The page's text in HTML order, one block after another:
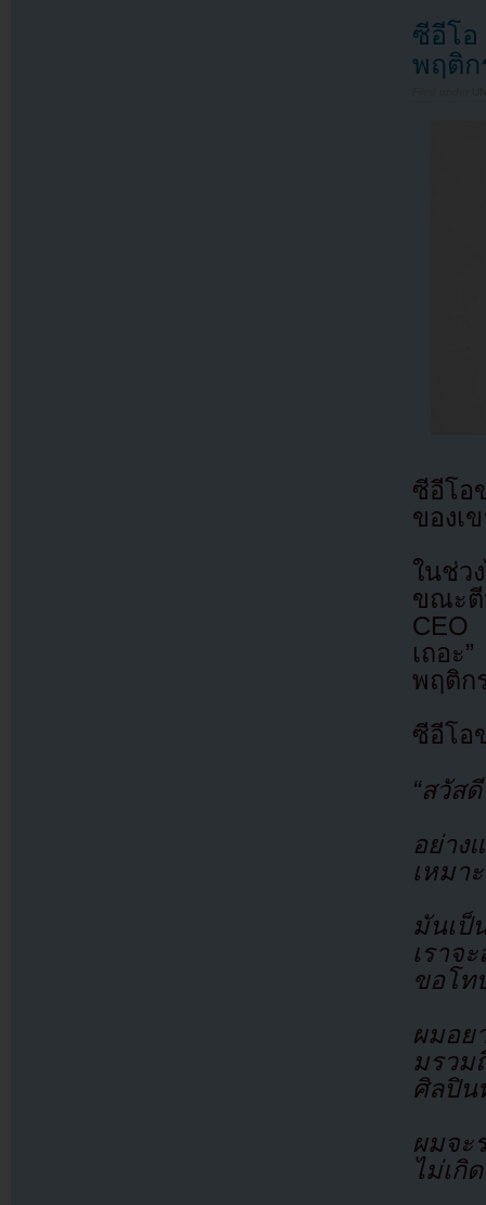
ซีอีโอ
พฤติก
ซีอีโอ
ของเ
ในช่ว
ขณะตี
CEO
เถอะ
พฤติก
ซีอีโอ
“สวัส
อย่าง
เหมา
มันเป็
เราจ
ขอโท
ผมอย
มรว
ศิลปิน
ผมจะ
ไม่เกิ